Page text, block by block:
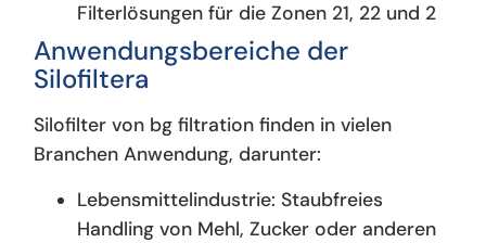
Filterlösungen für die Zonen 21, 22 und 2
Anwendungsbereiche der
Silofiltera
Silofilter von bg filtration finden in vielen
Branchen Anwendung, darunter:
Lebensmittelindustrie: Staubfreies
Handling von Mehl, Zucker oder anderen